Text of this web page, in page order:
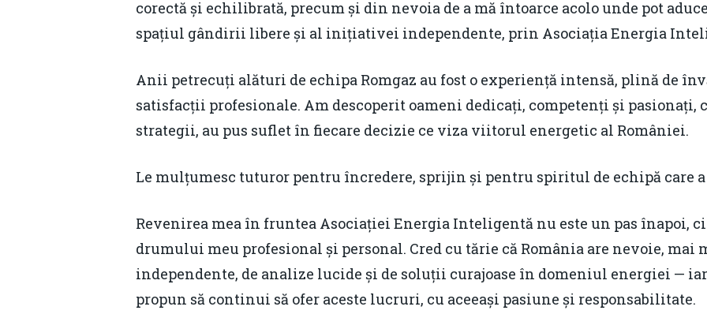
corectă și echilibrată, precum și din nevoia de a mă întoarce acolo unde pot
spațiul gândirii libere și al inițiativei independente, prin Asociația Energia
Anii petrecuți alături de echipa Romgaz au fost o experiență intensă, plină de
satisfacții profesionale. Am descoperit oameni dedicați, competenți și pasionați,
strategii, au pus suflet în fiecare decizie ce viza viitorul energetic al României.
Le mulțumesc tuturor pentru încredere, sprijin și pentru spiritul de echipă care
Revenirea mea în fruntea Asociației Energia Inteligentă nu este un pas înapoi,
drumului meu profesional și personal. Cred cu tărie că România are nevoie, mai
independente, de analize lucide și de soluții curajoase în domeniul energiei —
propun să continui să ofer aceste lucruri, cu aceeași pasiune și responsabilitate.